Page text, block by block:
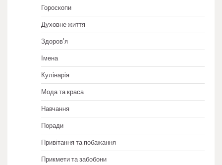
Гороскопи
Духовне життя
Здоров'я
Імена
Кулінарія
Мода та краса
Навчання
Поради
Привітання та побажання
Прикмети та забобони